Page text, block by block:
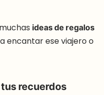
ideas de regalos
encantar ese viajero o
recuerdos